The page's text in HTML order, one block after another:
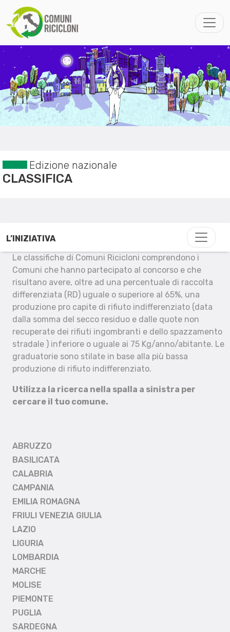
Edizione nazionale
CLASSIFICA
L’INIZIATIVA
Le classifiche di Comuni Ricicloni comprendono i
Comuni che hanno partecipato al concorso e che
risultano avere, oltre ad una percentuale di raccolta
differenziata (RD) uguale o superiore al 65%, una
produzione pro capite di rifiuto indifferenziato (data
dalla somma del secco residuo e dalle quote non
recuperate dei rifiuti ingombranti e dello spazzamento
stradale ) inferiore o uguale ai 75 Kg/anno/abitante. Le
graduatorie sono stilate in base alla più bassa
produzione di rifiuto indifferenziato.
Utilizza la ricerca nella spalla a sinistra per
cercare il tuo comune.
ABRUZZO
BASILICATA
CALABRIA
CAMPANIA
EMILIA ROMAGNA
FRIULI VENEZIA GIULIA
LAZIO
LIGURIA
LOMBARDIA
MARCHE
MOLISE
PIEMONTE
PUGLIA
SARDEGNA